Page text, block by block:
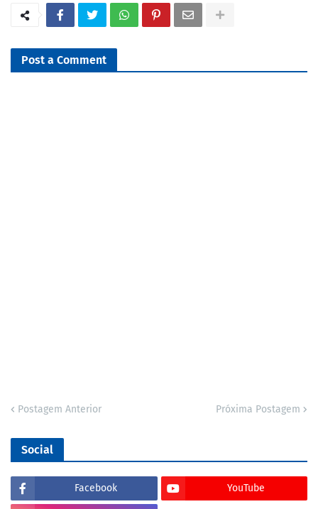
Post a Comment
Postagem Anterior Próxima Postagem
Social
Facebook YouTube